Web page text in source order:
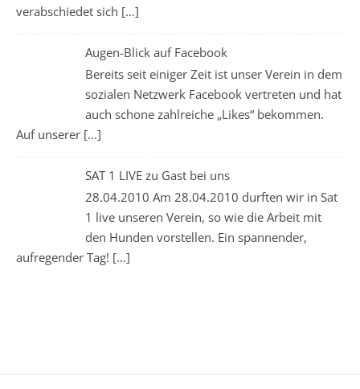
verabschiedet sich […]
Augen-Blick auf Facebook
Bereits seit einiger Zeit ist unser Verein in dem
sozialen Netzwerk Facebook vertreten und hat
auch schone zahlreiche „Likes“ bekommen.
Auf unserer […]
SAT 1 LIVE zu Gast bei uns
28.04.2010 Am 28.04.2010 durften wir in Sat
1 live unseren Verein, so wie die Arbeit mit
den Hunden vorstellen. Ein spannender,
aufregender Tag! […]